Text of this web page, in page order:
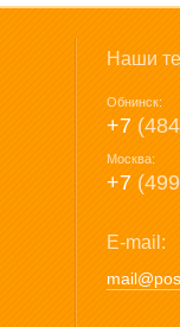
Наши
Обнинск:
+7
Москва:
+7
E-mail: